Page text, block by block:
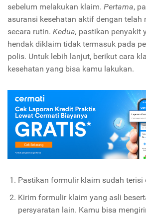
sebelum melakukan klaim. Pertama,
asuransi kesehatan aktif dengan telah
secara rutin. Kedua, pastikan penyakit
hendak diklaim tidak termasuk pada
polis. Untuk lebih lanjut, berikut cara
kesehatan yang bisa kamu lakukan.
Pastikan formulir klaim sudah terisi
Kirim formulir klaim yang asli
persyaratan lain. Kamu bisa